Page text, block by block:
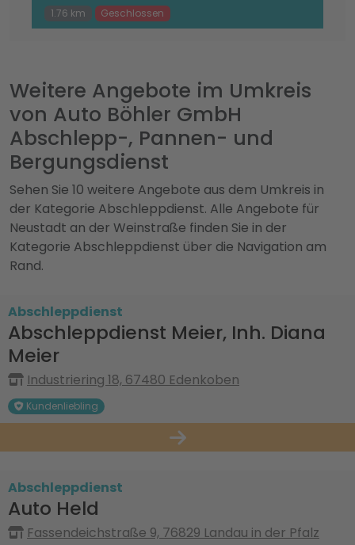
1.76 km Geschlossen
Weitere Angebote im Umkreis
von Auto Böhler GmbH
Abschlepp-, Pannen- und
Bergungsdienst
Sehen Sie 10 weitere Angebote aus dem Umkreis in
der Kategorie Abschleppdienst. Alle Angebote für
Neustadt an der Weinstraße finden Sie in der
Kategorie Abschleppdienst über die Navigation am
Rand.
Abschleppdienst
Abschleppdienst Meier, Inh. Diana
Meier
Industriering 18, 67480 Edenkoben
Kundenliebling
Abschleppdienst
Auto Held
Fassendeichstraße 9, 76829 Landau in der Pfalz